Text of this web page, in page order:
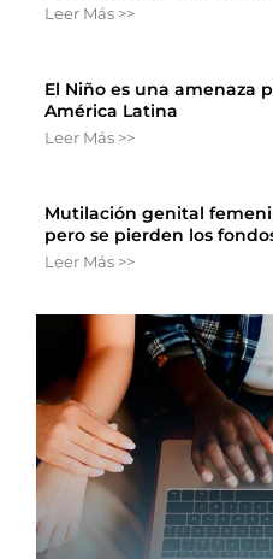
Leer Más >>
El Niño es una amenaza
América Latina
Leer Más >>
Mutilación genital
pero se pierden los
Leer Más >>